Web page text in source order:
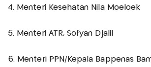
4. Menteri Kesehatan Nila Moeloek
5. Menteri ATR, Sofyan Djalil
6. Menteri PPN/Kepala Bappenas